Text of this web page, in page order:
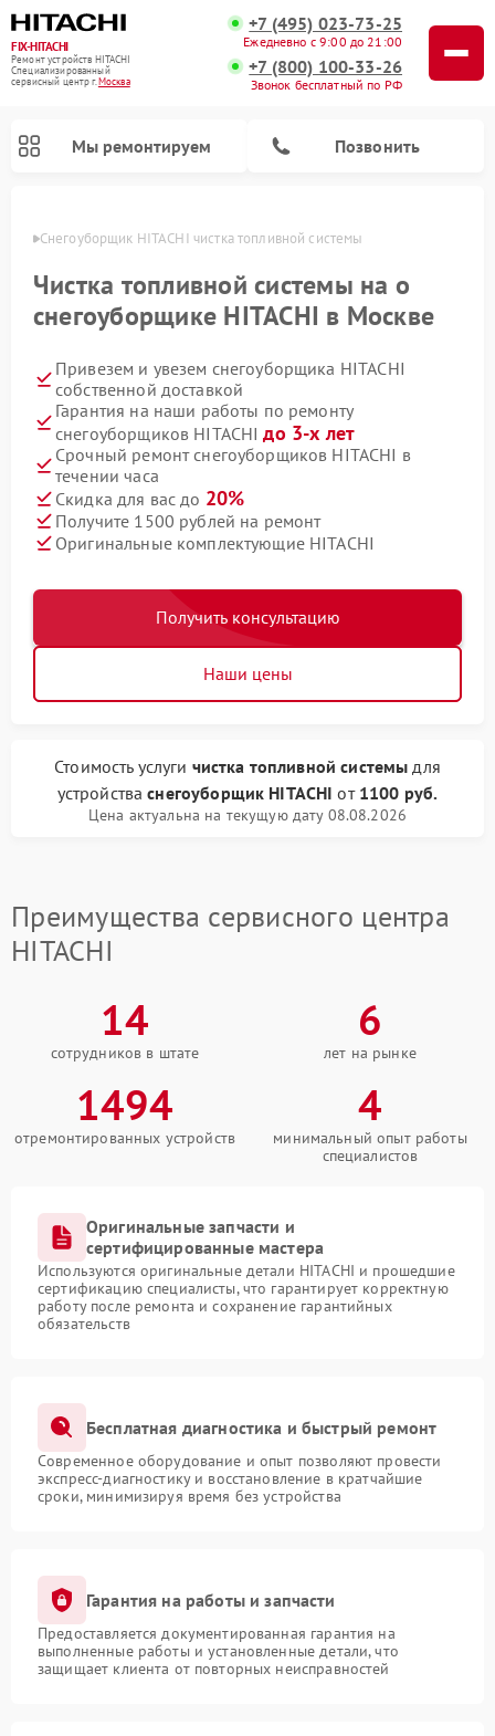
FIX-HITACHI
Ремонт устройств HITACHI
Специализированный
cервисный центр г.Москва
+7 (495) 023-73-25
Ежедневно с 9:00 до 21:00
+7 (800) 100-33-26
Звонок бесплатный по РФ
Мы ремонтируем Позвонить
Снегоуборщик HITACHI чистка топливной системы
Чистка топливной системы на о
снегоуборщике HITACHI в Москве
Привезем и увезем снегоуборщика HITACHI
собственной доставкой
Гарантия на наши работы по ремонту
снегоуборщиков HITACHIдо 3-х лет
Срочный ремонт снегоуборщиков HITACHI в
течении часа
Скидка для вас до 20%
Получите 1500 рублей на ремонт
Оригинальные комплектующие HITACHI
Получить консультацию
Наши цены
Стоимость услуги чистка топливной системы для
устройстваснегоуборщик HITACHI от 1100 руб.
Цена актуальна на текущую дату 08.08.2026
Преимущества сервисного центра
HITACHI
14
сотрудников в штате
6
лет на рынке
1494
отремонтированных устройств
4
минимальный опыт работы
специалистов
Оригинальные запчасти и
сертифицированные мастера
Используются оригинальные детали HITACHI и прошедшие
сертификацию специалисты, что гарантирует корректную
работу после ремонта и сохранение гарантийных
обязательств
Бесплатная диагностика и быстрый ремонт
Современное оборудование и опыт позволяют провести
экспресс-диагностику и восстановление в кратчайшие
сроки, минимизируя время без устройства
Гарантия на работы и запчасти
Предоставляется документированная гарантия на
выполненные работы и установленные детали, что
защищает клиента от повторных неисправностей